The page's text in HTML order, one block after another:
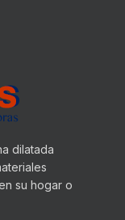
dilatada
su hogar o